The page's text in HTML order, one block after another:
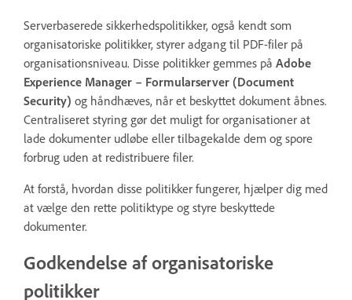
Serverbaserede sikkerhedspolitikker, også kendt som
organisatoriske politikker, styrer adgang til PDF-filer på
organisationsniveau. Disse politikker gemmes på Adobe
Experience Manager – Formularserver (Document
Security) og håndhæves, når et beskyttet dokument åbnes.
Centraliseret styring gør det muligt for organisationer at
lade dokumenter udløbe eller tilbagekalde dem og spore
forbrug uden at redistribuere filer.
At forstå, hvordan disse politikker fungerer, hjælper dig med
at vælge den rette politiktype og styre beskyttede
dokumenter.
Godkendelse af organisatoriske
politikker